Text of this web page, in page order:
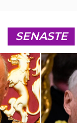
SENASTE